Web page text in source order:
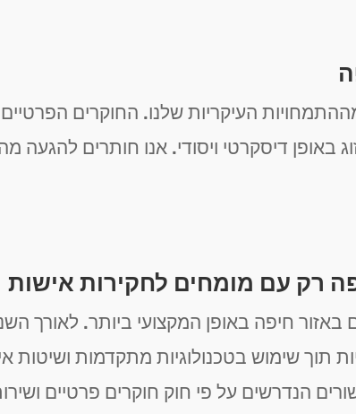
העיקריות שלנו. החוקרים הפרטיים
באופן דיסקרטי ויסודי. אנו חותרים
רק עם מומחים לחקירות אישות
באזור חיפה באופן המקצועי ביותר. לאורך
שימוש בטכנולוגיות מתקדמות ושיטות